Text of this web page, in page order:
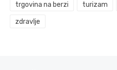
trgovina na berzi turizam
zdravlje